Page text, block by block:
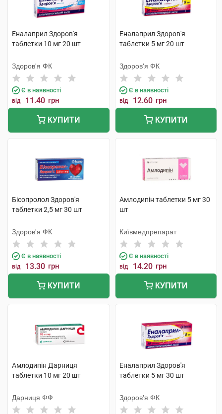
Еналаприл Здоров'я
таблетки 10 мг 20 шт
Здоров'я ФК
Є в наявності
від 11.40 грн
КУПИТИ
Еналаприл Здоров'я
таблетки 5 мг 20 шт
Здоров'я ФК
Є в наявності
від 12.60 грн
КУПИТИ
Бісопролол Здоров'я
таблетки 2,5 мг 30 шт
Здоров'я ФК
Є в наявності
від 13.30 грн
КУПИТИ
Амлодипін таблетки 5 мг 30
шт
Київмедпрепарат
Є в наявності
від 14.20 грн
КУПИТИ
Амлодипін Дарниця
таблетки 10 мг 20 шт
Дарниця ФФ
Еналаприл Здоров'я
таблетки 5 мг 30 шт
Здоров'я ФК